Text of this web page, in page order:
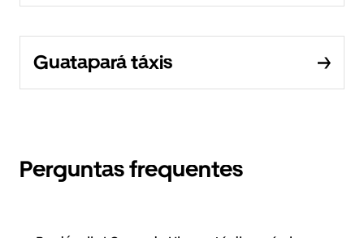
Guatapará táxis
Perguntas frequentes